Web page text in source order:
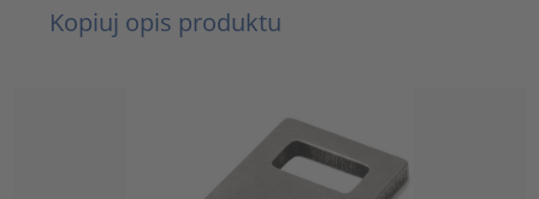
Kopiuj opis produktu